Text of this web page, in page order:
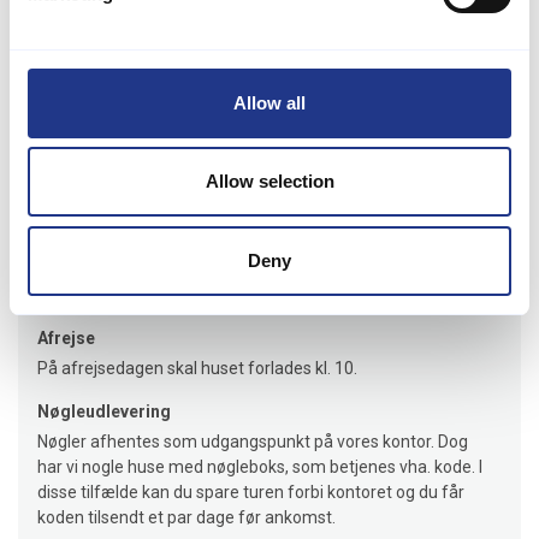
Allow all
Allow selection
Deny
Jeres feriehus er klar senest kl.16.00 på ankomstdagen. Vi
giver besked hvis huset er klar til indflytning før tid.
Afrejse
På afrejsedagen skal huset forlades kl. 10.
Nøgleudlevering
Nøgler afhentes som udgangspunkt på vores kontor. Dog
har vi nogle huse med nøgleboks, som betjenes vha. kode. I
disse tilfælde kan du spare turen forbi kontoret og du får
koden tilsendt et par dage før ankomst.